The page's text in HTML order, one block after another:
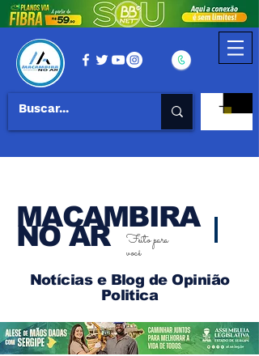
MACAMBIRA
NO AR
Feito para
você
Notícias e Blog de Opinião
Politica